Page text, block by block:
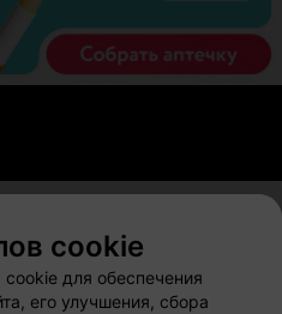
Способы оплаты
cookie
для обеспечения
его улучшения, сбора